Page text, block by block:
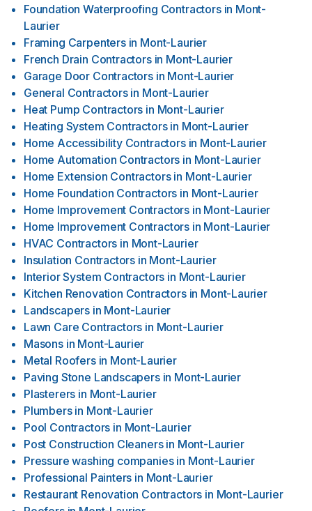
Foundation Waterproofing Contractors in Mont-
Laurier
Framing Carpenters in Mont-Laurier
French Drain Contractors in Mont-Laurier
Garage Door Contractors in Mont-Laurier
General Contractors in Mont-Laurier
Heat Pump Contractors in Mont-Laurier
Heating System Contractors in Mont-Laurier
Home Accessibility Contractors in Mont-Laurier
Home Automation Contractors in Mont-Laurier
Home Extension Contractors in Mont-Laurier
Home Foundation Contractors in Mont-Laurier
Home Improvement Contractors in Mont-Laurier
Home Improvement Contractors in Mont-Laurier
HVAC Contractors in Mont-Laurier
Insulation Contractors in Mont-Laurier
Interior System Contractors in Mont-Laurier
Kitchen Renovation Contractors in Mont-Laurier
Landscapers in Mont-Laurier
Lawn Care Contractors in Mont-Laurier
Masons in Mont-Laurier
Metal Roofers in Mont-Laurier
Paving Stone Landscapers in Mont-Laurier
Plasterers in Mont-Laurier
Plumbers in Mont-Laurier
Pool Contractors in Mont-Laurier
Post Construction Cleaners in Mont-Laurier
Pressure washing companies in Mont-Laurier
Professional Painters in Mont-Laurier
Restaurant Renovation Contractors in Mont-Laurier